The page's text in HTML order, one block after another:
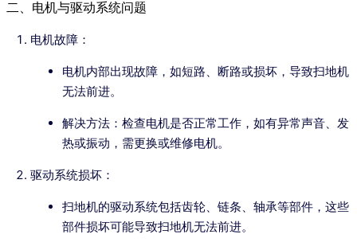
二、电机与驱动系统问题
电机故障：
电机内部出现故障，如短路、断路或损坏，导致扫地机
无法前进。
解决方法：检查电机是否正常工作，如有异常声音、发
热或振动，需更换或维修电机。
驱动系统损坏：
扫地机的驱动系统包括齿轮、链条、轴承等部件，这些
部件损坏可能导致扫地机无法前进。